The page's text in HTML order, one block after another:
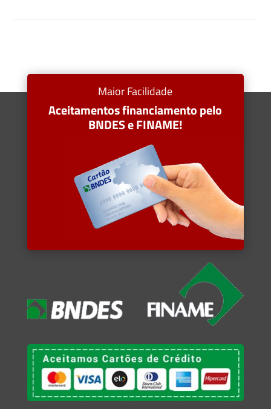
Maior Facilidade
Aceitamentos financiamento pelo
BNDES e FINAME!